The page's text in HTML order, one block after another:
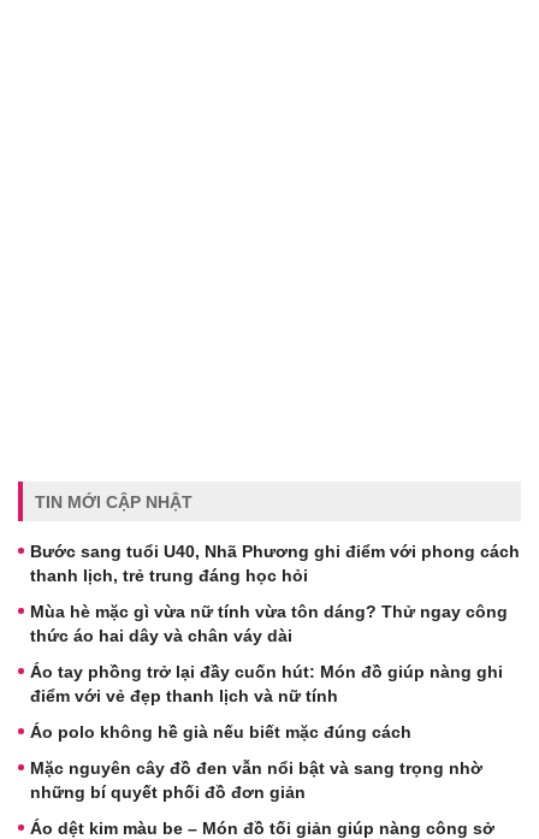
TIN MỚI CẬP NHẬT
Bước sang tuổi U40, Nhã Phương ghi điểm với phong cách
thanh lịch, trẻ trung đáng học hỏi
Mùa hè mặc gì vừa nữ tính vừa tôn dáng? Thử ngay công
thức áo hai dây và chân váy dài
Áo tay phồng trở lại đầy cuốn hút: Món đồ giúp nàng ghi
điểm với vẻ đẹp thanh lịch và nữ tính
Áo polo không hề già nếu biết mặc đúng cách
Mặc nguyên cây đồ đen vẫn nổi bật và sang trọng nhờ
những bí quyết phối đồ đơn giản
Áo dệt kim màu be – Món đồ tối giản giúp nàng công sở